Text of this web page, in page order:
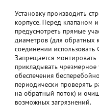
Установку производить
корпусе. Перед клапаном
предусмотреть прямые
диаметров (для обратных
соединении
Запрещается монтировать
прикладывать чрезмерное
обеспечения
периодически проверять
на обратный поток) и
возможных загрязнений.